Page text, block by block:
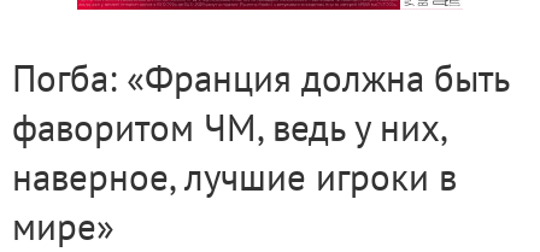
Погба: «Франция должна быть
фаворитом ЧМ, ведь у них,
наверное, лучшие игроки в
мире»